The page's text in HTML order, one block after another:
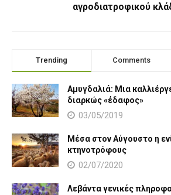
αγροδιατροφικού
Trending Comments
Αμυγδαλιά: Μια
διαρκώς «έδαφος»
03/05/2019
Μέσα στον Αύγουστο η
κτηνοτρόφους
02/07/2020
Λεβάντα γενικές